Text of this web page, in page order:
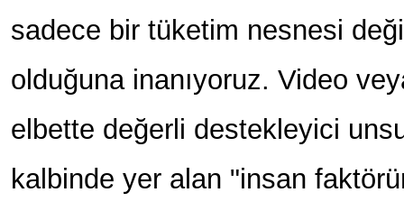
sadece bir tüketim nesnesi
olduğuna inanıyoruz. Video
elbette değerli destekleyici
kalbinde yer alan "insan